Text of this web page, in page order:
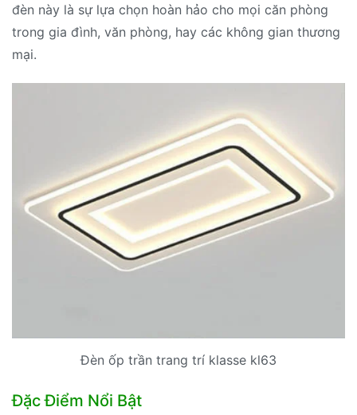
đèn này là sự lựa chọn hoàn hảo cho mọi căn phòng
trong gia đình, văn phòng, hay các không gian thương
mại.
Đèn ốp trần trang trí klasse kl63
Đặc Điểm Nổi Bật